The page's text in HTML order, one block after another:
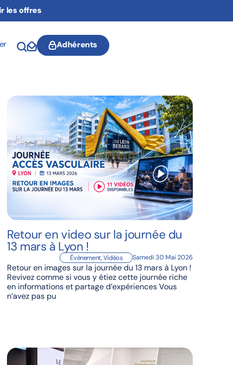
les offres
Adhérents
Retour en video sur la journée du
13 mars à Lyon !
Samedi 30 Mai 2026
Évènement,Vidéos
Retour en images sur la journée du 13 mars à Lyon !
Revivez comme si vous y étiez cette journée riche
en informations et partage d’expériences Vous
n’avez pas pu